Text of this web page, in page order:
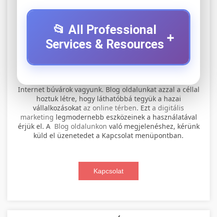
📂 All Professional
Services & Resources +
szervíz
+
Professional electric scooter repair and
maintenance services. Expert technicians
provide quality service for all major brands and
Visit Service Center
📊 2. online marketing
ügynökség
+
Comprehensive online marketing services
including SEO, social media management, and
🛴 3. legjobb elektromos roller
Internet búvárok vagyunk. Blog oldalunkat azzal a céllal
hoztuk létre, hogy láthatóbbá tegyük a hazai
vállalkozásokat az online térben. Ezt a digitális
marketing legmodernebb eszközeinek a használatával
érjük el. A Blog oldalunkon való megjelenéshez, kérünk
küld el üzenetedet a Kapcsolat menüpontban.
Kapcsolat